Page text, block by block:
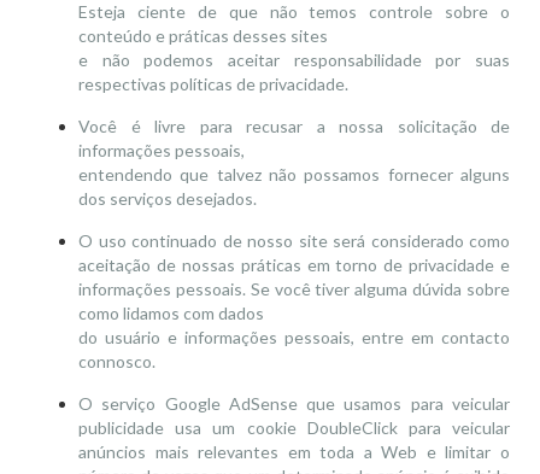
Esteja ciente de que não temos controle sobre o
conteúdo e práticas desses sites
e não podemos aceitar responsabilidade por suas
respectivas políticas de privacidade.
Você é livre para recusar a nossa solicitação de
informações pessoais,
entendendo que talvez não possamos fornecer alguns
dos serviços desejados.
O uso continuado de nosso site será considerado como
aceitação de nossas práticas em torno de privacidade e
informações pessoais. Se você tiver alguma dúvida sobre
como lidamos com dados
do usuário e informações pessoais, entre em contacto
connosco.
O serviço Google AdSense que usamos para veicular
publicidade usa um cookie DoubleClick para veicular
anúncios mais relevantes em toda a Web e limitar o